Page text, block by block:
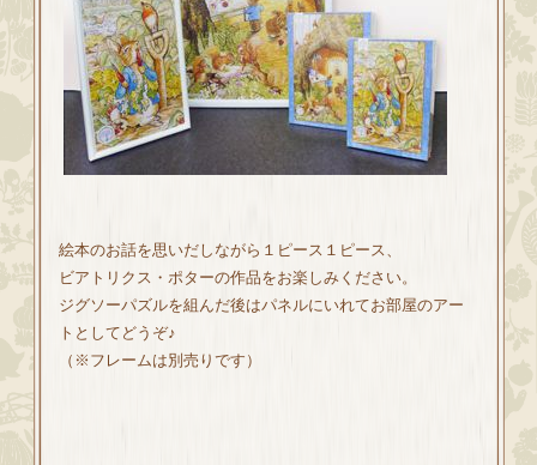
絵本のお話を思いだしながら１ピース１ピース、
ビアトリクス・ポターの作品をお楽しみください。
ジグソーパズルを組んだ後はパネルにいれてお部屋のアー
トとしてどうぞ♪
（※フレームは別売りです）